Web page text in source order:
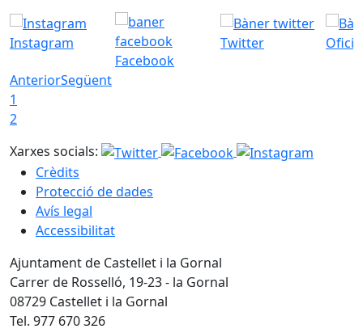
Instagram
Facebook
Twitter
AnteriorSegüent
1
2
Xarxes socials:
Crèdits
Protecció de dades
Avís legal
Accessibilitat
Ajuntament de Castellet i la Gornal
Carrer de Rosselló, 19-23 - la Gornal
08729 Castellet i la Gornal
Tel. 977 670 326